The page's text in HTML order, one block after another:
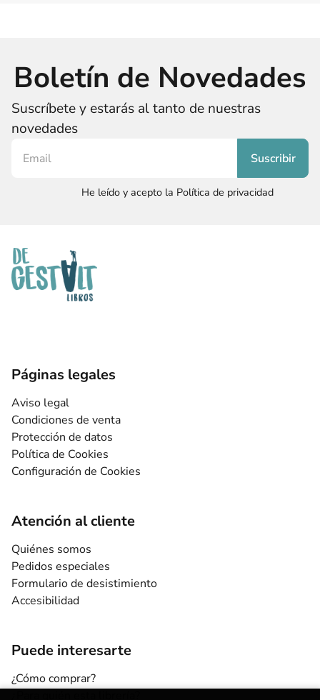
Boletín de Novedades
Suscríbete y estarás al tanto de nuestras
novedades
He leído y acepto la Política de privacidad
Páginas legales
Aviso legal
Condiciones de venta
Protección de datos
Política de Cookies
Configuración de Cookies
Atención al cliente
Quiénes somos
Pedidos especiales
Formulario de desistimiento
Accesibilidad
Puede interesarte
¿Cómo comprar?